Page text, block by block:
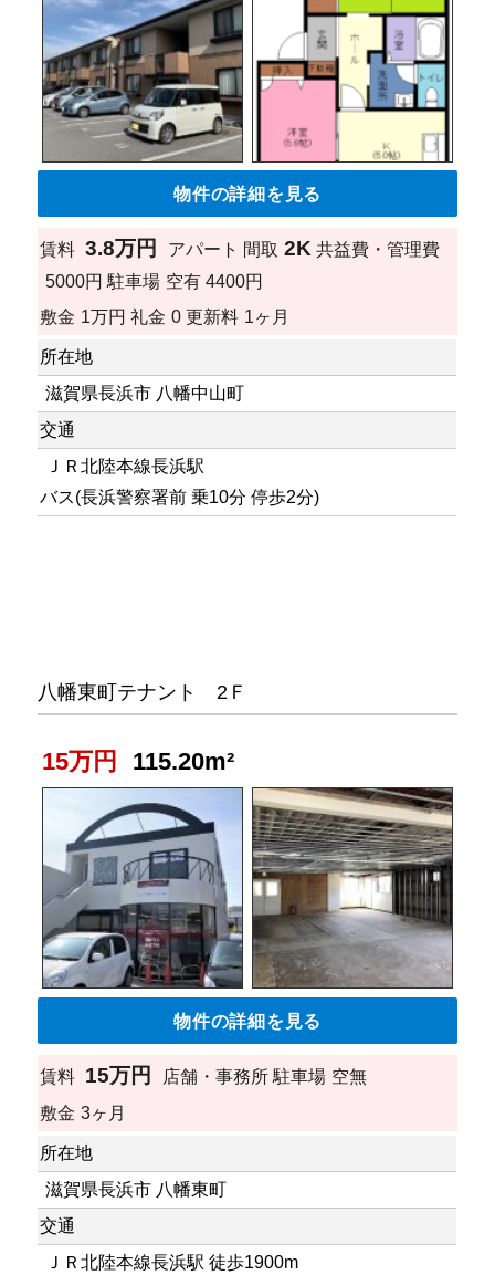
物件の詳細を見る
賃料 3.8万円 アパート 間取 2K 共益費・管理費
5000円 駐車場 空有 4400円
敷金 1万円 礼金 0 更新料 1ヶ月
所在地
滋賀県長浜市 八幡中山町
交通
ＪＲ北陸本線長浜駅
バス(長浜警察署前 乗10分 停歩2分)
八幡東町テナント 2Ｆ
15万円 115.20m²
物件の詳細を見る
賃料 15万円 店舗・事務所 駐車場 空無
敷金 3ヶ月
所在地
滋賀県長浜市 八幡東町
交通
ＪＲ北陸本線長浜駅 徒歩1900m